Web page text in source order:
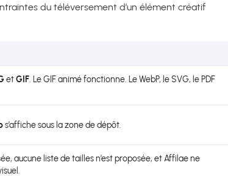
du téléversement d’un élément créatif
etGIF . Le GIF animé fonctionne. Le WebP, le SVG, le PDF
s’affiche sous la zone de dépôt.
aucune liste de tailles n’est proposée, et Affilae ne